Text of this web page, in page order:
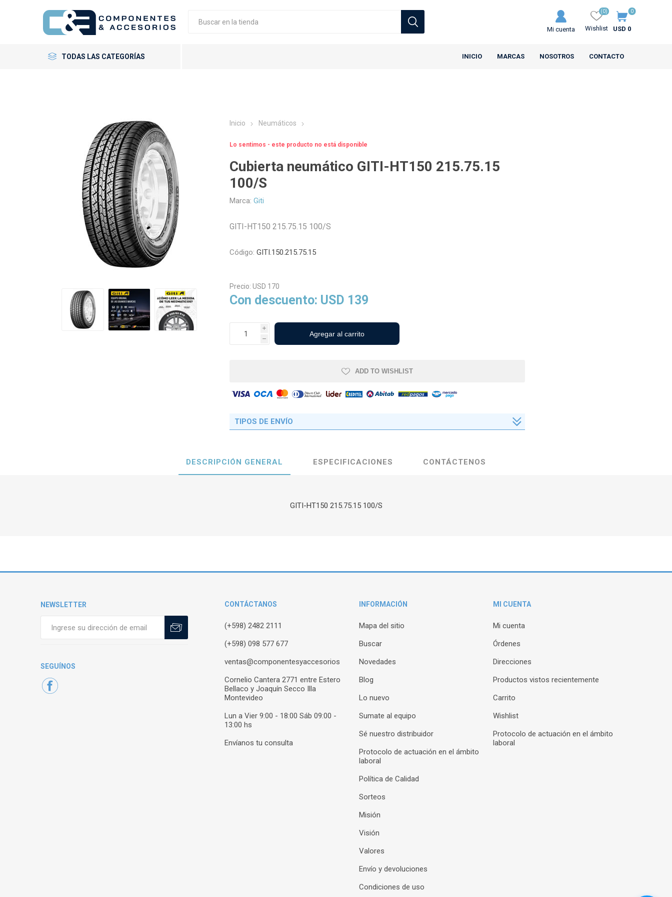
Mi cuenta Wishlist
(0) 0
USD 0
TODAS LAS CATEGORÍAS
Neumáticos Automoviles Neumáticos Camionetas Neumáticos Motos
Llantas Originales Llantas Deportivas
Tuercas
INICIO MARCAS
GT Radial Zeneos Sportiva Milano MRL
Petlas
NOSOTROS CONTACTO
Inicio Neumáticos
Lo sentimos - este producto no está disponible
Cubierta neumático GITI-HT150 215.75.15
100/S
Marca: Giti
GITI-HT150 215.75.15 100/S
Código: GITI.150.215.75.15
Precio: USD 170
Con descuento: USD 139
i
h
ADD TO WISHLIST
TIPOS DE ENVÍO
DESCRIPCIÓN GENERAL ESPECIFICACIONES CONTÁCTENOS
GITI-HT150 215.75.15 100/S
NEWSLETTER
SEGUÍNOS
CONTÁCTANOS
(+598) 2482 2111
(+598) 098 577 677
ventas@componentesyaccesorios
Cornelio Cantera 2771 entre Estero
Bellaco y Joaquín Secco Illa
Montevideo
Lun a Vier 9:00 - 18:00 Sáb 09:00 -
13:00 hs
Envíanos tu consulta
INFORMACIÓN
Mapa del sitio
Buscar
Novedades
Blog
Lo nuevo
Sumate al equipo
Sé nuestro distribuidor
Protocolo de actuación en el ámbito
laboral
Política de Calidad
Sorteos
Misión
Visión
Valores
Envío y devoluciones
Condiciones de uso
MI CUENTA
Mi cuenta
Órdenes
Direcciones
Productos vistos recientemente
Carrito
Wishlist
Protocolo de actuación en el ámbito
laboral